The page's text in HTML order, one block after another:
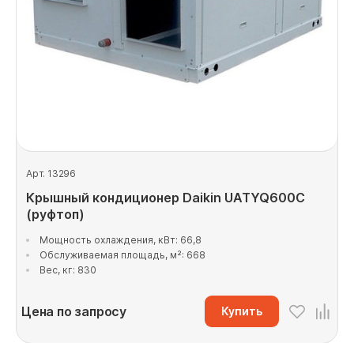
Арт. 13296
Крышный кондиционер Daikin UATYQ600C
(руфтоп)
Мощность охлаждения, кВт: 66,8
Обслуживаемая площадь, м²: 668
Вес, кг: 830
Цена по запросу Купить